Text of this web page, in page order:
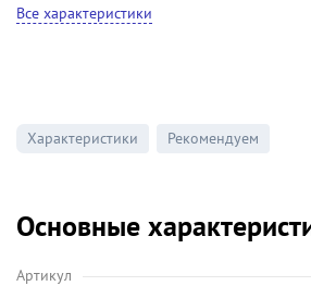
Все характеристики
Характеристики Рекомендуем
Основные
Артикул